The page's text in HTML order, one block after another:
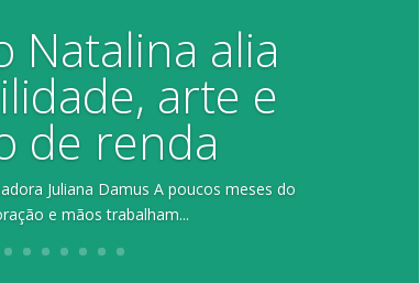
Natalina alia
arte e
de renda
Juliana Damus A poucos meses do
e mãos trabalham...